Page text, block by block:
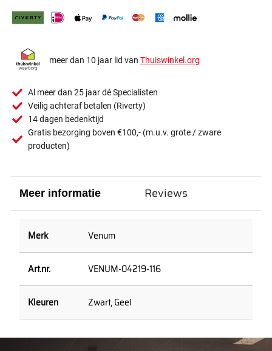
meer dan 10 jaar lid van Thuiswinkel.org
Al meer dan 25 jaar dé Specialisten
Veilig achteraf betalen (Riverty)
14 dagen bedenktijd
Gratis bezorging boven €100,- (m.u.v. grote / zware
producten)
Meer informatie
Venum
VENUM-04219-116
Zwart, Geel
Reviews